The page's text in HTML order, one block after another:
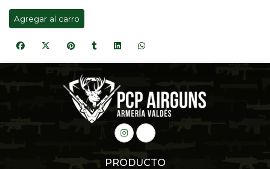
Agregar al carro
PRODUCTO